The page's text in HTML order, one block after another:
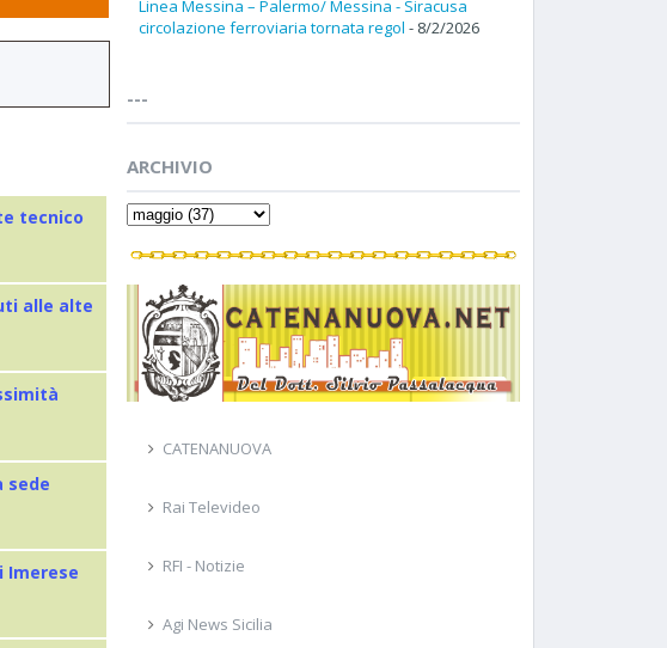
tecnico
alle alte
sede
Imerese
Linea Messina – Palermo/ Messina - Siracusa
circolazione ferroviaria tornata regol - 8/2/2026
---
ARCHIVIO
CATENANUOVA
Rai Televideo
RFI - Notizie
Agi News Sicilia